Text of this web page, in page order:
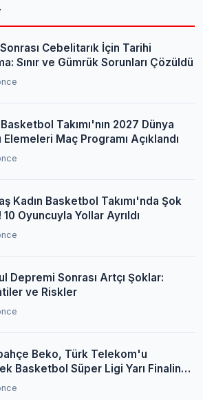
Cebelitarık İçin Tarihi
Sınır ve Gümrük Sorunları Çözüldü
Takımı'nın 2027 Dünya
Elemeleri Maç Programı Açıklandı
Kadın Basketbol Takımı'nda Şok
10 Oyuncuyla Yollar Ayrıldı
Depremi Sonrası Artçı Şoklar:
ve Riskler
Beko, Türk Telekom'u
Basketbol Süper Ligi Yarı Finaline